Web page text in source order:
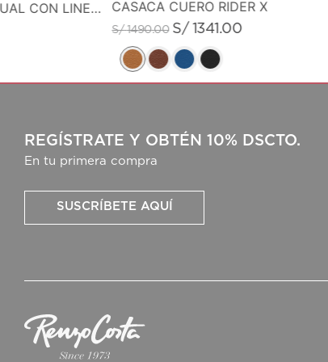
MONEDERO CASUAL CON LINEA DE COLOR EN CONTRASTE CASACA CUERO RIDER X
S/ 1490.00 S/ 1341 .00
REGÍSTRATE Y OBTÉN 10% DSCTO.
En tu primera compra
SUSCRÍBETE AQUÍ